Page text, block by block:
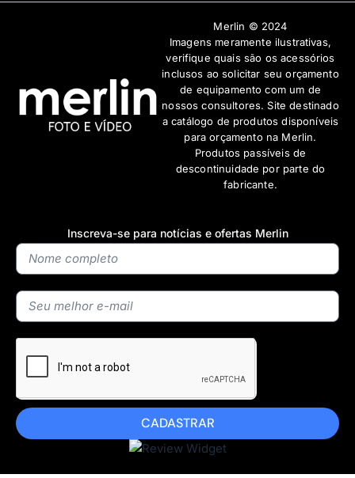
Inscreva-se para notícias e ofertas Merlin
CADASTRAR
Merlin © 2024
Imagens meramente ilustrativas,
verifique quais são os acessórios
inclusos ao solicitar seu orçamento
de equipamento com um de
nossos consultores. Site destinado
a catálogo de produtos disponíveis
para orçamento na Merlin.
Produtos passíveis de
descontinuidade por parte do
fabricante.